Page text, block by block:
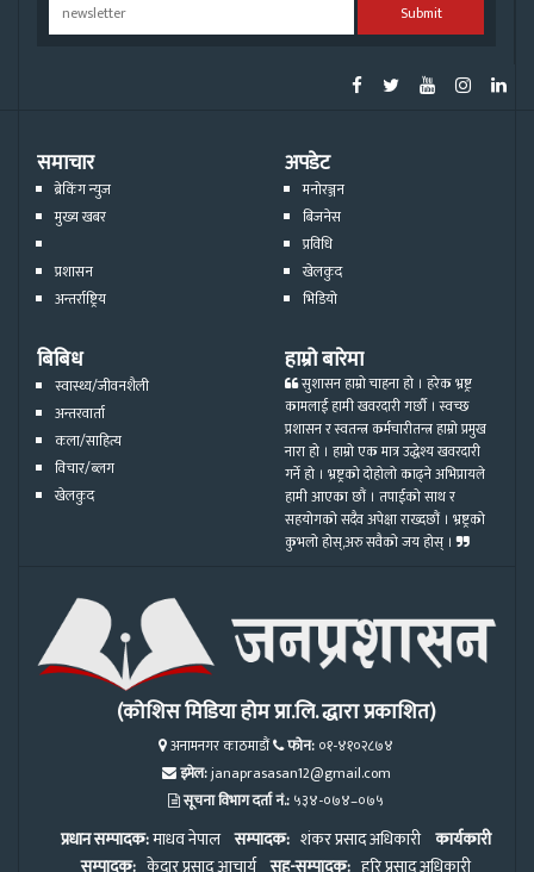
Submit
समाचार
ब्रेकिंग न्युज
मुख्य खबर
प्रशासन
अन्तर्राष्ट्रिय
अपडेट
मनोरञ्जन
बिजनेस
प्रविधि
खेलकुद
भिडियो
बिबिध
स्वास्थ्य/जीवनशैली
अन्तरवार्ता
कला/साहित्य
विचार/ब्लग
खेलकुद
हाम्रो बारेमा
सुशासन हाम्रो चाहना हो । हरेक भ्रष्ट्र
कामलाई हामी खवरदारी गर्छौ । स्वच्छ
प्रशासन र स्वतन्त्र कर्मचारीतन्त्र हाम्रो प्रमुख
नारा हो । हाम्रो एक मात्र उद्धेश्य खवरदारी
गर्ने हो । भ्रष्ट्रको दोहोलो काढ्ने अभिप्रायले
हामी आएका छौं । तपाईको साथ र
सहयोगको सदैव अपेक्षा राख्दछौं । भ्रष्ट्रको
कुभलो होस्,अरु सवैको जय होस् ।
(कोशिस मिडिया होम प्रा.लि. द्धारा प्रकाशित)
अनामनगर काठमाडौं फोन: ०१-४१०२८७४
इमेल:janaprasasan12@gmail.com
सूचना विभाग दर्ता नं.: ५३४-०७४–०७५
प्रधान सम्पादक:माधव नेपाल सम्पादक: शंकर प्रसाद अधिकारी कार्यकारी